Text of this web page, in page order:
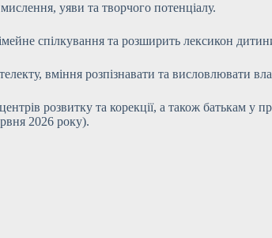
уяви та творчого потенціалу.
спілкування та розширить лексикон
вміння розпізнавати та висловлювати
розвитку та корекції, а також батькам у
2026 року).